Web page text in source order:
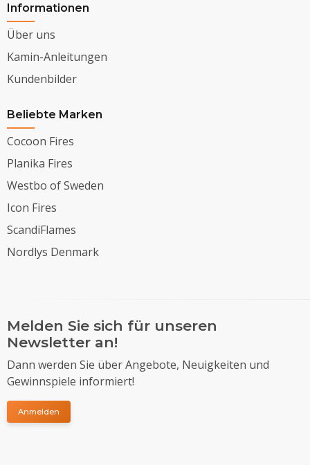
Informationen
Über uns
Kamin-Anleitungen
Kundenbilder
Beliebte Marken
Cocoon Fires
Planika Fires
Westbo of Sweden
Icon Fires
ScandiFlames
Nordlys Denmark
Melden Sie sich für unseren
Newsletter an!
Dann werden Sie über Angebote, Neuigkeiten und
Gewinnspiele informiert!
Anmelden